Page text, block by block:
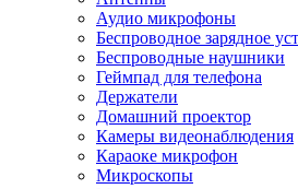
Аудио микрофоны
Беспроводное зарядное
Беспроводные наушники
Геймпад для телефона
Держатели
Домашний проектор
Камеры видеонаблюдения
Караоке микрофон
Микроскопы